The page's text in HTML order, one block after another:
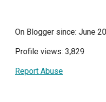
On Blogger since: June
Profile views: 3,829
Report Abuse